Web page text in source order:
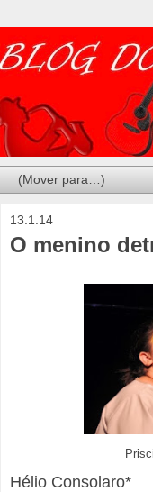
13.1.14
O menino
Hélio Consolaro*